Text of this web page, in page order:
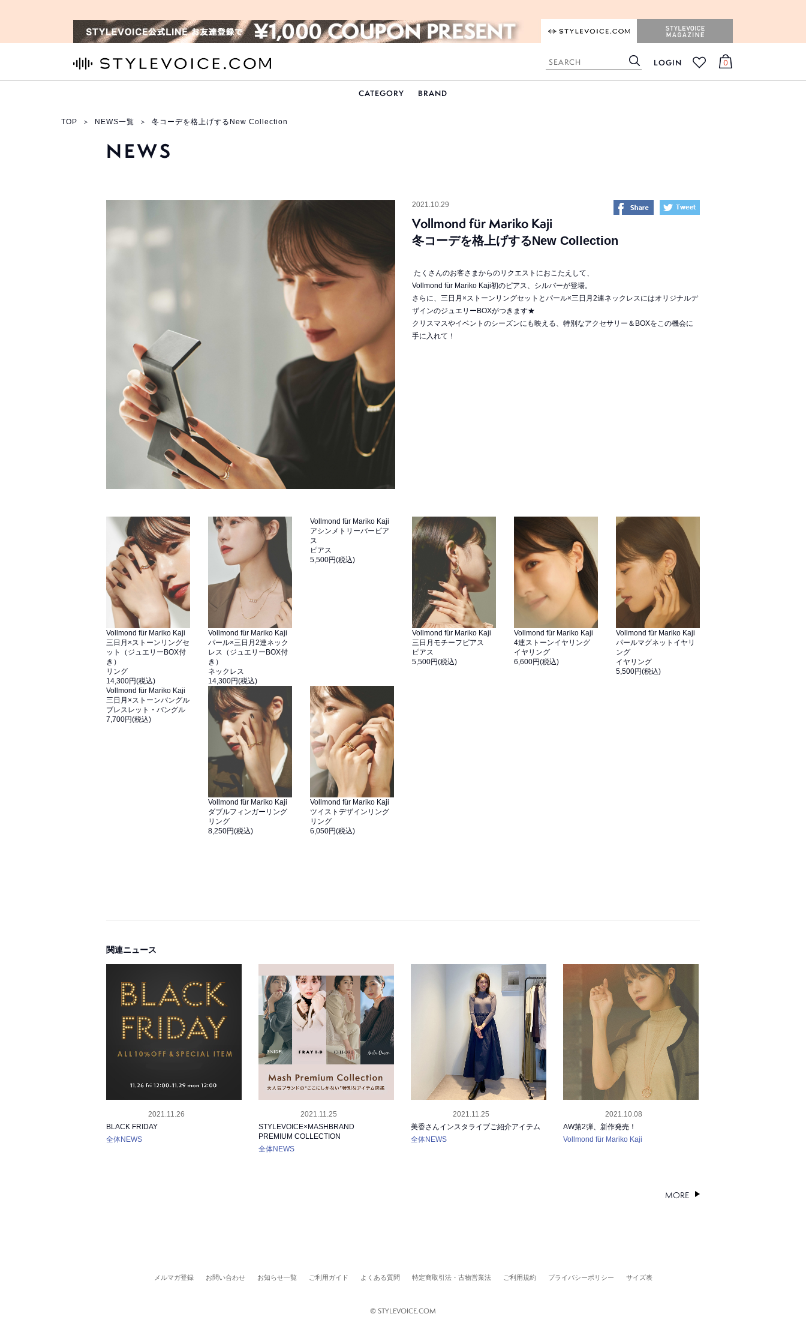
検
索
LOGIN
0
CATEGORY BRAND
TOP ＞ NEWS一覧 ＞ 冬コーデを格上げするNew Collection
NEWS
2021.10.29
Vollmond für Mariko Kaji
冬コーデを格上げするNew Collection
たくさんのお客さまからのリクエストにおこたえして、
Vollmond für Mariko Kaji初のピアス、シルバーが登場。
さらに、三日月×ストーンリングセットとパール×三日月2連ネックレスにはオリジナルデ
ザインのジュエリーBOXがつきます★
クリスマスやイベントのシーズンにも映える、特別なアクセサリー＆BOXをこの機会に
手に入れて！
Vollmond für Mariko Kaji
三日月×ストーンリングセ
ット（ジュエリーBOX付
き）
リング
14,300円(税込)
Vollmond für Mariko Kaji
パール×三日月2連ネック
レス（ジュエリーBOX付
き）
ネックレス
14,300円(税込)
Vollmond für Mariko Kaji
アシンメトリーバーピア
ス
ピアス
5,500円(税込)
Vollmond für Mariko Kaji
三日月モチーフピアス
ピアス
5,500円(税込)
Vollmond für Mariko Kaji
4連ストーンイヤリング
イヤリング
6,600円(税込)
Vollmond für Mariko Kaji
パールマグネットイヤリ
ング
イヤリング
5,500円(税込)
Vollmond für Mariko Kaji
三日月×ストーンバングル
ブレスレット・バングル
7,700円(税込)
Vollmond für Mariko Kaji
ダブルフィンガーリング
リング
8,250円(税込)
Vollmond für Mariko Kaji
ツイストデザインリング
リング
6,050円(税込)
関連ニュース
INFO
2021.11.26
BLACK FRIDAY
全体NEWS
RELEASE
2021.11.25
STYLEVOICE×MASHBRAND
PREMIUM COLLECTION
全体NEWS
INFO
2021.11.25
美香さんインスタライブご紹介アイテム
全体NEWS
RELEASE
2021.10.08
AW第2弾、新作発売！
Vollmond für Mariko Kaji
MORE
メルマガ登録 お問い合わせ お知らせ一覧 ご利用ガイド よくある質問 特定商取引法・古物営業法 ご利用規約 プライバシーポリシー サイズ表
© STYLEVOICE.COM